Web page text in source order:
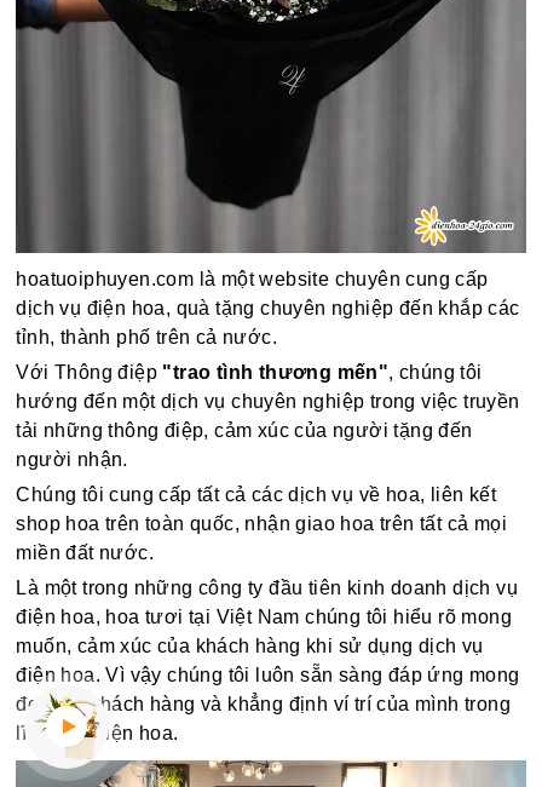
hoatuoiphuyen.com là một website chuyên cung cấp
dịch vụ điện hoa, quà tặng chuyên nghiệp đến khắp các
tỉnh, thành phố trên cả nước.
Với Thông điệp "trao tình thương mến", chúng tôi
hướng đến một dịch vụ chuyên nghiệp trong việc truyền
tải những thông điệp, cảm xúc của người tặng đến
người nhận.
Chúng tôi cung cấp tất cả các dịch vụ về hoa, liên kết
shop hoa trên toàn quốc, nhận giao hoa trên tất cả mọi
miền đất nước.
Là một trong những công ty đầu tiên kinh doanh dịch vụ
điện hoa, hoa tươi tại Việt Nam chúng tôi hiểu rõ mong
muốn, cảm xúc của khách hàng khi sử dụng dịch vụ
điện hoa. Vì vậy chúng tôi luôn sẵn sàng đáp ứng mong
đợi của khách hàng và khẳng định ví trí của mình trong
lĩnh vực điện hoa.